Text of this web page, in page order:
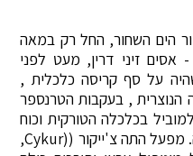
הים השחור, החל רק במאה
אסים זיני דרין, מעט לפני
על סף קריסה כלכלית ,
הנוצרית , בעקבות הטרנספר
למוביל בכלכלה הטורקית וכוח
עבודה רב החל לזרום למטעי התה. מפעל התה צ'ייקור ((Cykur,